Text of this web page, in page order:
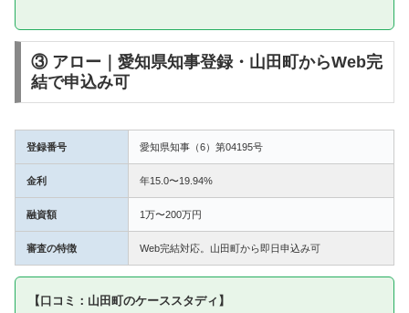
③ アロー｜愛知県知事登録・山田町からWeb完
結で申込み可
登録番号 愛知県知事（6）第04195号
金利 年15.0〜19.94%
融資額 1万〜200万円
審査の特徴 Web完結対応。山田町から即日申込み可
【口コミ：山田町のケーススタディ】